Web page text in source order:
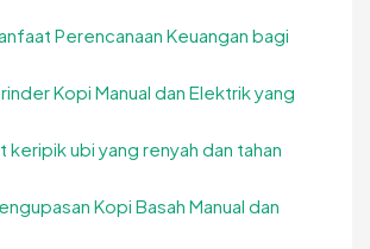
Perencanaan Keuangan bagi
Kopi Manual dan Elektrik yang
keripik ubi yang renyah dan tahan
Kopi Basah Manual dan